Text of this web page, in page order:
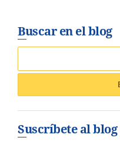
Buscar en el blog
Suscríbete al